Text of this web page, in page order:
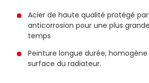
Acier de haute qualité protégé
anticorrosion pour une plus
temps
Peinture longue durée,
surface du radiateur.